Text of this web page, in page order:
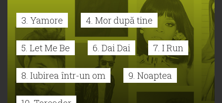
3. Yamore 4. Mor după tine
5. Let Me Be 6. Dai Dai 7. I Run
8. Iubirea într-un om 9. Noaptea